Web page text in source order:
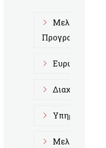
Μελέτες
Προγραμμάτων
Ευρωπαϊκά
Υπηρεσίες
Μελέτη